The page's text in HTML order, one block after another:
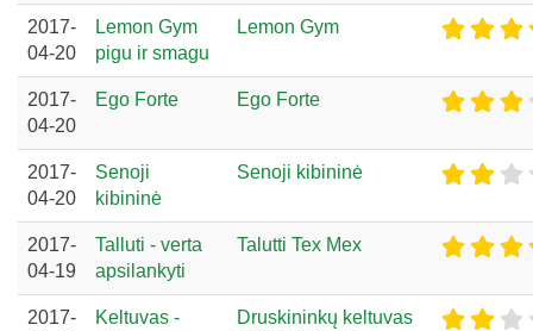
2017-
04-20
Lemon Gym
pigu ir smagu
Lemon Gym
2017-
04-20
Ego Forte Ego Forte
2017-
04-20
Senoji
kibininė
Senoji kibininė
2017-
04-19
Talluti - verta
apsilankyti
Talutti Tex Mex
2017-
Keltuvas -
Druskininkų keltuvas